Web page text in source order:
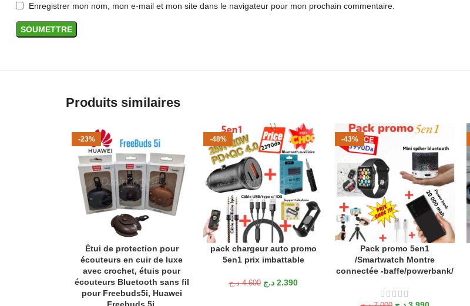
Enregistrer mon nom, mon e-mail et mon site dans le navigateur pour mon prochain commentaire.
Produits similaires
-23%
AJOUTER AU PANIER
Étui de protection pour
écouteurs en cuir de luxe
avec crochet, étuis pour
écouteurs Bluetooth sans fil
pour Freebuds5i, Huawei
Freebuds 5i,
-48%
AJOUTER AU PANIER
pack chargeur auto promo
5en1 prix imbattable
4.600 د.ج 2.390 د.ج
-43%
VENDU
LIRE LA SUITE
Pack promo 5en1
/Smartwatch Montre
connectée -baffe/powerbank/